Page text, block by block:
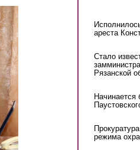
ареста
Стало
Рязанской
Начинается
режима